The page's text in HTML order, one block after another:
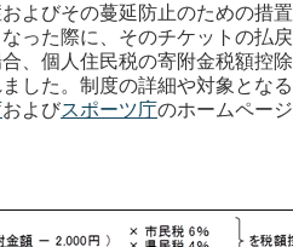
よびその蔓延防止のための措置
った際に、そのチケットの払戻
、個人住民税の寄附金税額控除
した。制度の詳細や対象となる
およびスポーツ庁のホームページ